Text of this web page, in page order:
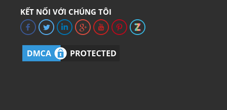
KẾT NỐI VỚI CHÚNG TÔI